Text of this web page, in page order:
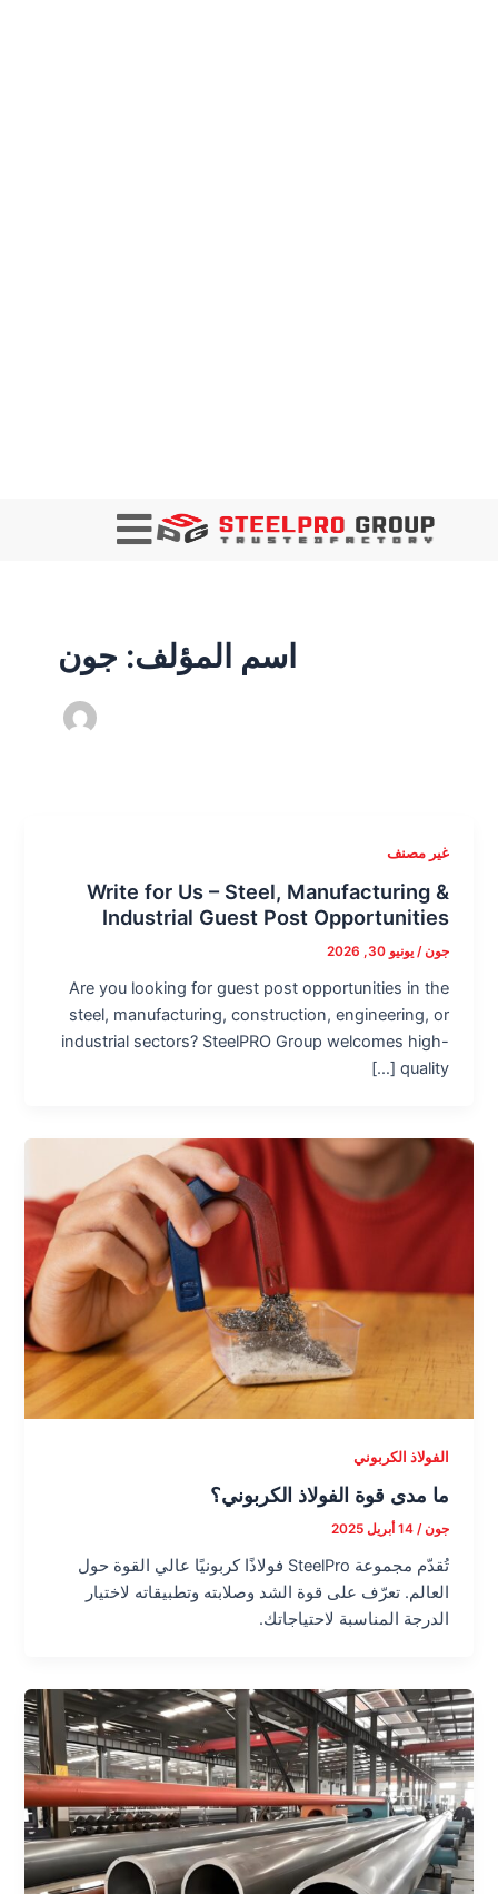
اسم المؤلف: جون
غير مصنف
Write for Us – Steel, Manufacturing &
Industrial Guest Post Opportunities
جون/يونيو 30, 2026
Are you looking for guest post opportunities in the
steel, manufacturing, construction, engineering, or
industrial sectors? SteelPRO Group welcomes high-
quality […]
الفولاذ الكربوني
ما مدى قوة الفولاذ الكربوني؟
جون/14 أبريل 2025
تُقدّم مجموعة SteelPro فولاذًا كربونيًا عالي القوة حول
العالم. تعرّف على قوة الشد وصلابته وتطبيقاته لاختيار
الدرجة المناسبة لاحتياجاتك.
الصفحات